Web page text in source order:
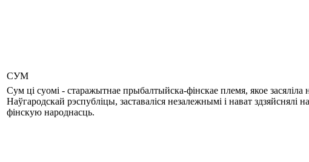
СУМ
Сум ці суомі - старажытнае прыбалтыйска-фінскае племя, якое
Наўгародскай рэспубліцы, заставаліся незалежнымі і нават
фінскую народнасць.